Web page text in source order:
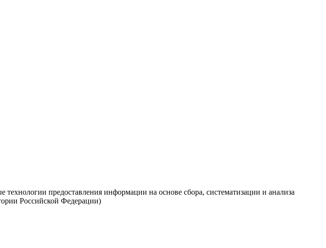
предоставления информации на основе сбора, систематизации и анализа
Российской Федерации)